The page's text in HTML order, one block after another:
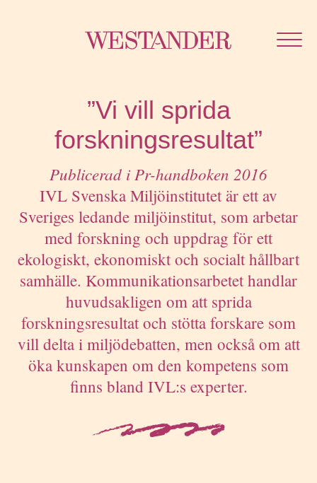
”Vi vill sprida
forskningsresultat”
Publicerad i Pr-handboken 2016
IVL Svenska Miljöinstitutet är ett av
Sveriges ledande miljöinstitut, som arbetar
med forskning och uppdrag för ett
ekologiskt, ekonomiskt och socialt hållbart
samhälle. Kommunikationsarbetet handlar
huvudsakligen om att sprida
forskningsresultat och stötta forskare som
vill delta i miljödebatten, men också om att
öka kunskapen om den kompetens som
finns bland IVL:s experter.